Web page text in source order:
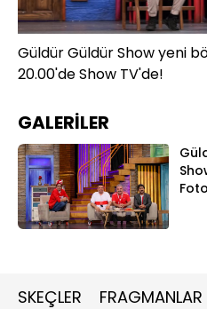
Güldür Güldür Show yeni
20.00'de Show TV'de!
GALERİLER
SKEÇLER FRAGMANLAR